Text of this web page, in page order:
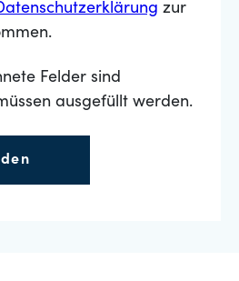
zur
Felder sind
ausgefüllt werden.